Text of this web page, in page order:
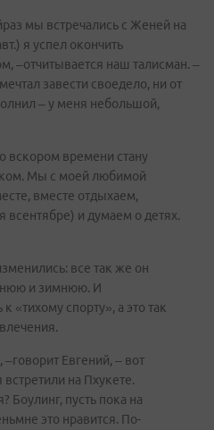
мы встречались с Женей на
я успел окончить
–отчитывается наш талисман. –
завести своедело, ни от
– у меня небольшой,
вскором времени стану
Мы с моей любимой
вместе отдыхаем,
всентябре) и думаем о детях.
все так же он
и зимнюю. И
«тихому спорту», а это так
Евгений, – вот
на Пхукете.
Боулинг, пусть пока на
это нравится. По-